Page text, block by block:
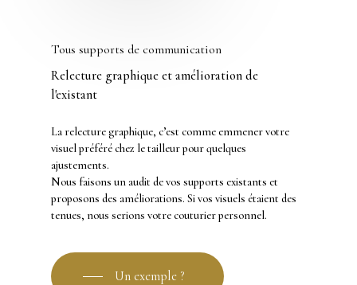
Tous supports de communication
Relecture graphique et amélioration de
l'existant
La relecture graphique, c’est comme emmener votre
visuel préféré chez le tailleur pour quelques
ajustements.
Nous faisons un audit de vos supports existants et
proposons des améliorations. Si vos visuels étaient des
tenues, nous serions votre couturier personnel.
Un exemple ?